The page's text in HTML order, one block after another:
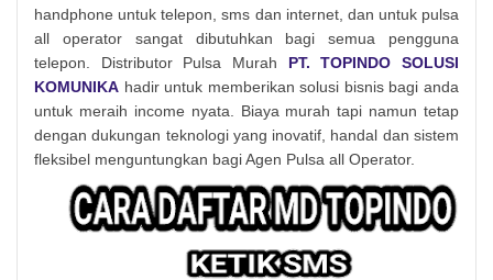
handphone untuk telepon, sms dan internet, dan untuk pulsa
all operator sangat dibutuhkan bagi semua pengguna
telepon. Distributor Pulsa Murah PT. TOPINDO SOLUSI
KOMUNIKA hadir untuk memberikan solusi bisnis bagi anda
untuk meraih income nyata. Biaya murah tapi namun tetap
dengan dukungan teknologi yang inovatif, handal dan sistem
fleksibel menguntungkan bagi Agen Pulsa all Operator.